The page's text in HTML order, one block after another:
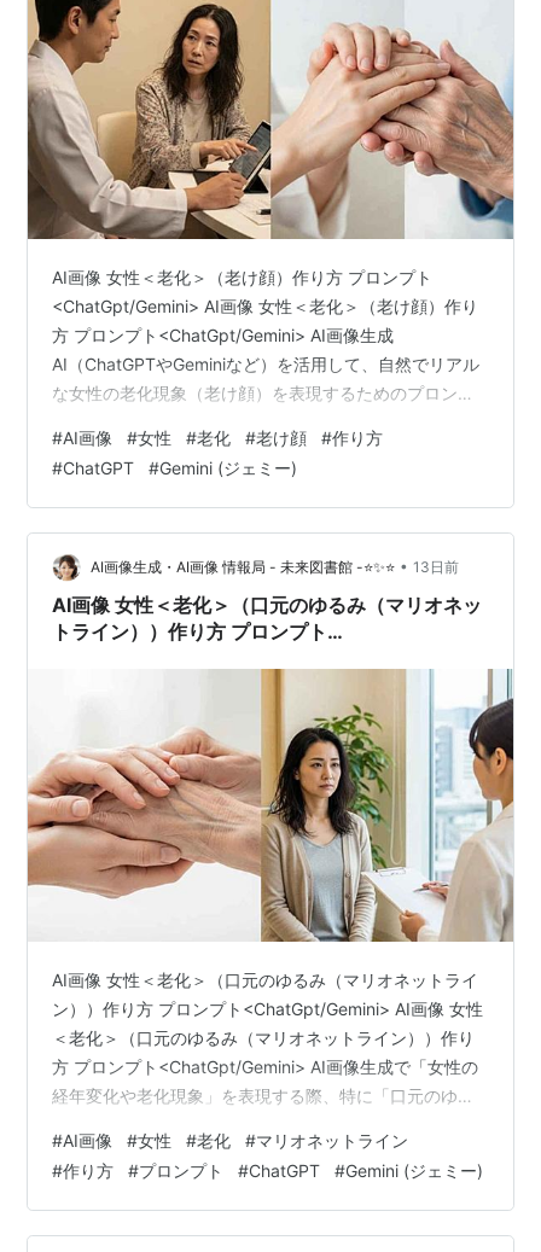
AI画像 女性＜老化＞（老け顔）作り方 プロンプト
<ChatGpt/Gemini> AI画像 女性＜老化＞（老け顔）作り
方 プロンプト<ChatGpt/Gemini> AI画像生成
AI（ChatGPTやGeminiなど）を活用して、自然でリアル
な女性の老化現象（老け顔）を表現するためのプロンプ
ニュアル等としてそのまま掲載・ご活用いただけます。
AI画像生成で描く自然な女性の「老化・老け顔」プロン
プト完全解説 AI画像生成ツール（ChatGPTのDALL-E 3や
GeminiのImagenなど）を使って人物画像を生成する際、
若々しく整った顔立ちを…
#AI画像 #女性 #老化 #老け顔 #作り方
#ChatGPT #Gemini (ジェミー)
AI画像生成・AI画像 情報局 - 未来図書館 -⭐✨⭐ • 13日前
AI画像 女性＜老化＞（口元のゆるみ（マリオネッ
トライン））作り方 プロンプト
AI画像 女性＜老化＞（口元のゆるみ（マリオネットライ
ン））作り方 プロンプト<ChatGpt/Gemini> AI画像 女性
＜老化＞（口元のゆるみ（マリオネットライン））作り
方 プロンプト<ChatGpt/Gemini> AI画像生成で「女性の
経年変化や老化現象」を表現する際、特に「口元のゆる
るのは非常に高度な技術を要します。ただ単にシワを深
くするだけではAI特有の不自然さや質感の崩れが生じて
しまうため、肌の質感や影の入り方をプロンプトで緻密
にコントロールすることが重要です。 ここでは、
#AI画像 #女性 #老化 #マリオネットライン
#作り方 #プロンプト #ChatGPT #Gemini (ジェミー)